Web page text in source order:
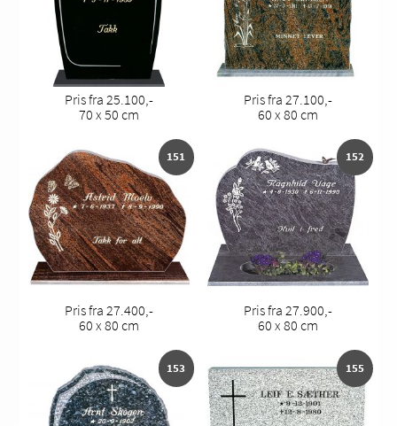
Pris fra 25.100,-
70 x 50 cm
Pris fra 27.100,-
60 x 80 cm
151
Pris fra 27.400,-
60 x 80 cm
152
Pris fra 27.900,-
60 x 80 cm
153 155